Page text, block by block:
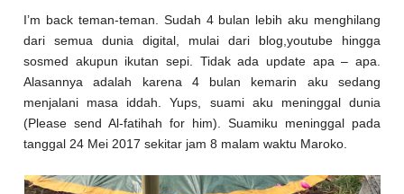
I’m back teman-teman. Sudah 4 bulan lebih aku menghilang
dari semua dunia digital, mulai dari blog,youtube hingga
sosmed akupun ikutan sepi. Tidak ada update apa – apa.
Alasannya adalah karena 4 bulan kemarin aku sedang
menjalani masa iddah. Yups, suami aku meninggal dunia
(Please send Al-fatihah for him). Suamiku meninggal pada
tanggal 24 Mei 2017 sekitar jam 8 malam waktu Maroko.